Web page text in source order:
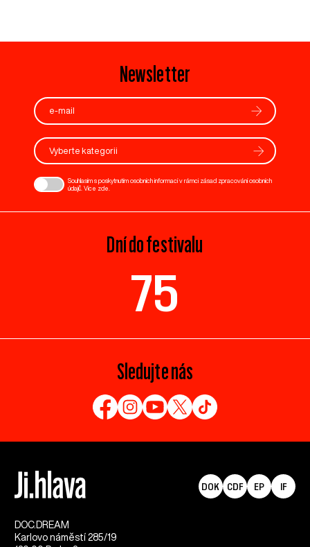
Newsletter
Vyberte kategorii
Souhlasím s poskytnutím osobních informací v rámci zásad zpracování osobních
údajů. Více zde
Dní do festivalu
75
Sledujte nás
DOC.DREAM​
Karlovo náměstí 285/19
DOK CDF EP IF